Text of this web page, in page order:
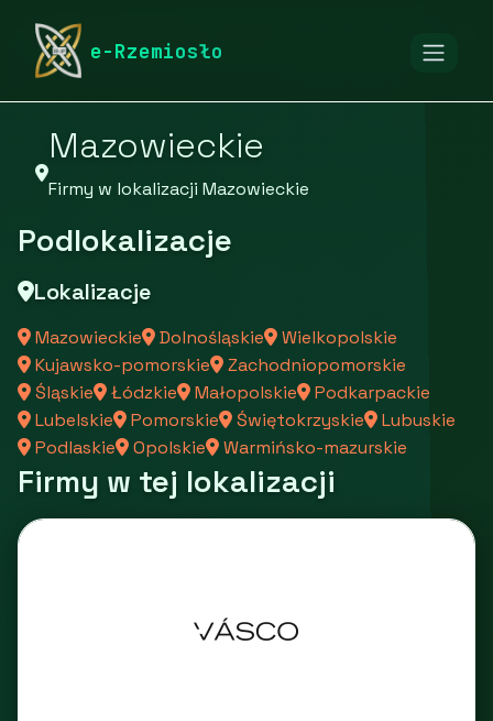
e-Rzemiosło
rymarstwo-poznan.pl
Mazowieckie
Firmy w lokalizacji Mazowieckie
Podlokalizacje
Lokalizacje
Mazowieckie Dolnośląskie
Wielkopolskie
Kujawsko-pomorskie
Zachodniopomorskie
Śląskie
Łódzkie Małopolskie
Podkarpackie
Lubelskie
Pomorskie Świętokrzyskie
Lubuskie
Podlaskie
Opolskie Warmińsko-mazurskie
Firmy w tej lokalizacji